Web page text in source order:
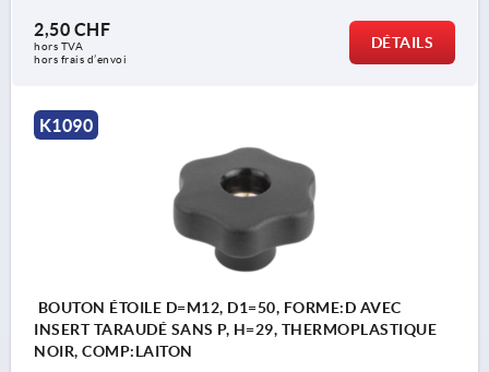
2,50 CHF
hors TVA
hors frais d’envoi
DÉTAILS
K1090
BOUTON ÉTOILE D=M12, D1=50, FORME:D AVEC
INSERT TARAUDÉ SANS P, H=29, THERMOPLASTIQUE
NOIR, COMP:LAITON